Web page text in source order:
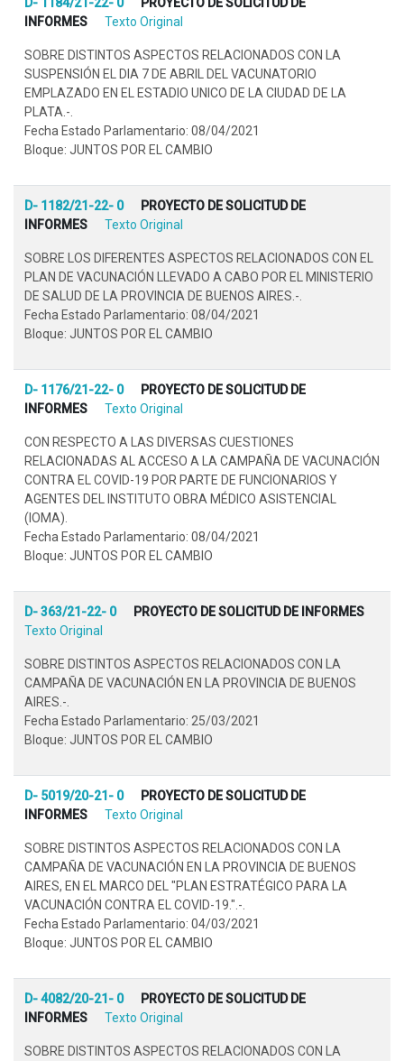
INFORMES
Texto Original
SOBRE DISTINTOS ASPECTOS RELACIONADOS CON LA
SUSPENSIÓN EL DIA 7 DE ABRIL DEL VACUNATORIO
EMPLAZADO EN EL ESTADIO UNICO DE LA CIUDAD DE LA
PLATA.-.
Fecha Estado Parlamentario: 08/04/2021
Bloque: JUNTOS POR EL CAMBIO
D- 1182/21-22- 0
PROYECTO DE SOLICITUD DE
INFORMES
Texto Original
SOBRE LOS DIFERENTES ASPECTOS RELACIONADOS CON EL
PLAN DE VACUNACIÓN LLEVADO A CABO POR EL MINISTERIO
DE SALUD DE LA PROVINCIA DE BUENOS AIRES.-.
Fecha Estado Parlamentario: 08/04/2021
Bloque: JUNTOS POR EL CAMBIO
D- 1176/21-22- 0
PROYECTO DE SOLICITUD DE
INFORMES
Texto Original
CON RESPECTO A LAS DIVERSAS CUESTIONES
RELACIONADAS AL ACCESO A LA CAMPAÑA DE VACUNACIÓN
CONTRA EL COVID-19 POR PARTE DE FUNCIONARIOS Y
AGENTES DEL INSTITUTO OBRA MÉDICO ASISTENCIAL
(IOMA).
Fecha Estado Parlamentario: 08/04/2021
Bloque: JUNTOS POR EL CAMBIO
D- 363/21-22- 0
PROYECTO DE SOLICITUD DE INFORMES
Texto Original
SOBRE DISTINTOS ASPECTOS RELACIONADOS CON LA
CAMPAÑA DE VACUNACIÓN EN LA PROVINCIA DE BUENOS
AIRES.-.
Fecha Estado Parlamentario: 25/03/2021
Bloque: JUNTOS POR EL CAMBIO
D- 5019/20-21- 0
PROYECTO DE SOLICITUD DE
INFORMES
Texto Original
SOBRE DISTINTOS ASPECTOS RELACIONADOS CON LA
CAMPAÑA DE VACUNACIÓN EN LA PROVINCIA DE BUENOS
AIRES, EN EL MARCO DEL "PLAN ESTRATÉGICO PARA LA
VACUNACIÓN CONTRA EL COVID-19.".-.
Fecha Estado Parlamentario: 04/03/2021
Bloque: JUNTOS POR EL CAMBIO
D- 4082/20-21- 0
PROYECTO DE SOLICITUD DE
INFORMES
Texto Original
SOBRE DISTINTOS ASPECTOS RELACIONADOS CON LA